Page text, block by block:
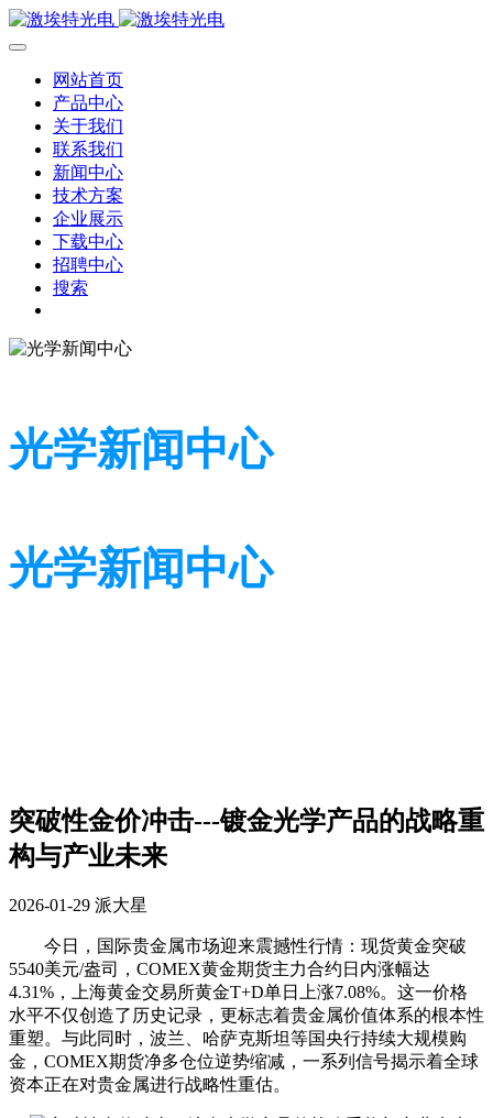
网站首页
产品中心
关于我们
联系我们
新闻中心
技术方案
企业展示
下载中心
招聘中心
搜索
光学新闻中心
光学新闻中心
突破性金价冲击---镀金光学产品的战略重
构与产业未来
2026-01-29 派大星
今日，国际贵金属市场迎来震撼性行情：现货黄金突破
5540美元/盎司，COMEX黄金期货主力合约日内涨幅达
4.31%，上海黄金交易所黄金T+D单日上涨7.08%。这一价格
水平不仅创造了历史记录，更标志着贵金属价值体系的根本性
重塑。与此同时，波兰、哈萨克斯坦等国央行持续大规模购
金，COMEX期货净多仓位逆势缩减，一系列信号揭示着全球
资本正在对贵金属进行战略性重估。